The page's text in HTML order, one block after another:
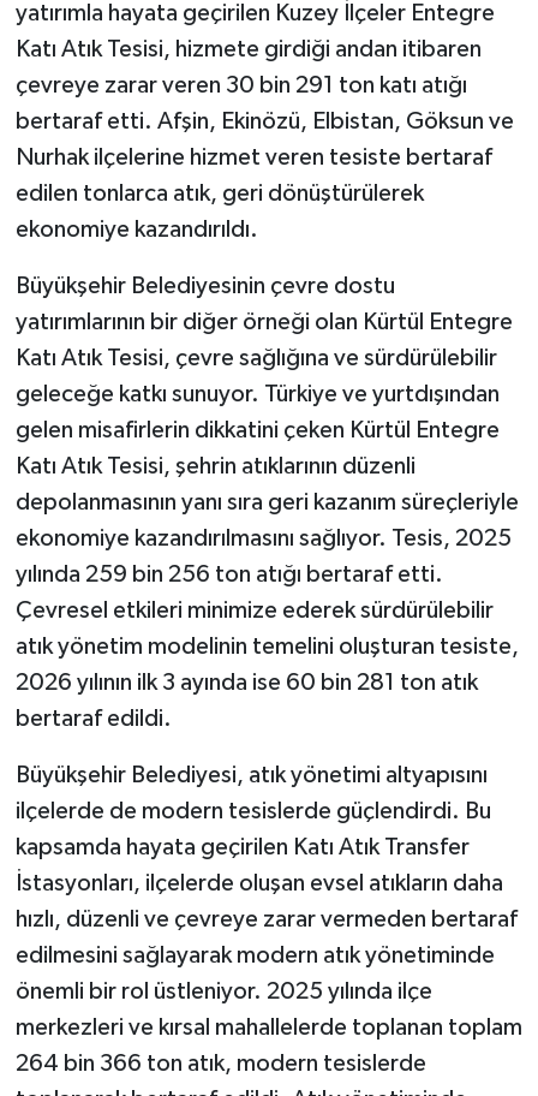
yatırımla hayata geçirilen Kuzey İlçeler Entegre
Katı Atık Tesisi, hizmete girdiği andan itibaren
çevreye zarar veren 30 bin 291 ton katı atığı
bertaraf etti. Afşin, Ekinözü, Elbistan, Göksun ve
Nurhak ilçelerine hizmet veren tesiste bertaraf
edilen tonlarca atık, geri dönüştürülerek
ekonomiye kazandırıldı.
Büyükşehir Belediyesinin çevre dostu
yatırımlarının bir diğer örneği olan Kürtül Entegre
Katı Atık Tesisi, çevre sağlığına ve sürdürülebilir
geleceğe katkı sunuyor. Türkiye ve yurtdışından
gelen misafirlerin dikkatini çeken Kürtül Entegre
Katı Atık Tesisi, şehrin atıklarının düzenli
depolanmasının yanı sıra geri kazanım süreçleriyle
ekonomiye kazandırılmasını sağlıyor. Tesis, 2025
yılında 259 bin 256 ton atığı bertaraf etti.
Çevresel etkileri minimize ederek sürdürülebilir
atık yönetim modelinin temelini oluşturan tesiste,
2026 yılının ilk 3 ayında ise 60 bin 281 ton atık
bertaraf edildi.
Büyükşehir Belediyesi, atık yönetimi altyapısını
ilçelerde de modern tesislerde güçlendirdi. Bu
kapsamda hayata geçirilen Katı Atık Transfer
İstasyonları, ilçelerde oluşan evsel atıkların daha
hızlı, düzenli ve çevreye zarar vermeden bertaraf
edilmesini sağlayarak modern atık yönetiminde
önemli bir rol üstleniyor. 2025 yılında ilçe
merkezleri ve kırsal mahallelerde toplanan toplam
264 bin 366 ton atık, modern tesislerde